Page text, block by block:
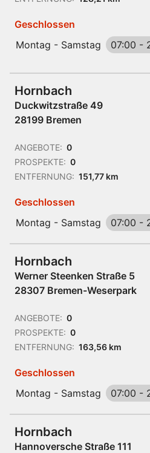
Geschlossen
Montag - Samstag
07:00 -
Hornbach
Duckwitzstraße 49
28199 Bremen
ANGEBOTE: 0
PROSPEKTE: 0
ENTFERNUNG: 151,77 km
Geschlossen
Montag - Samstag
07:00 -
Hornbach
Werner Steenken Straße 5
28307 Bremen-Weserpark
ANGEBOTE: 0
PROSPEKTE: 0
ENTFERNUNG: 163,56 km
Geschlossen
Montag - Samstag
07:00 -
Hornbach
Hannoversche Straße 111